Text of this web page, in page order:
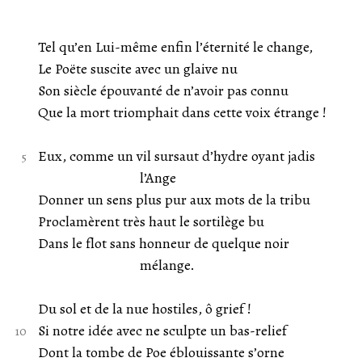
Tel qu’en Lui-même enfin l’éternité le change,
Le Poëte suscite avec un glaive nu
Son siècle épouvanté de n’avoir pas connu
Que la mort triomphait dans cette voix étrange !
Eux, comme un vil sursaut d’hydre oyant jadis
l’Ange
Donner un sens plus pur aux mots de la tribu
Proclamèrent très haut le sortilège bu
Dans le flot sans honneur de quelque noir
mélange.
Du sol et de la nue hostiles, ô grief !
Si notre idée avec ne sculpte un bas-relief
Dont la tombe de Poe éblouissante s’orne